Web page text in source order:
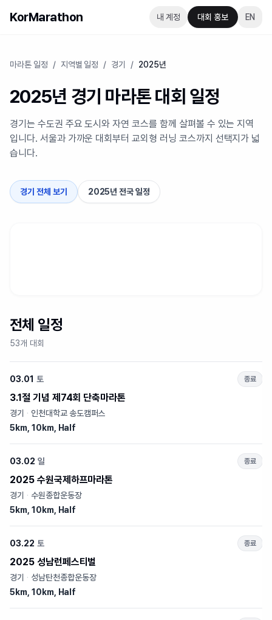
KorMarathon 내 계정 대회 홍보 EN
마라톤 일정 / 지역별 일정 / 경기 / 2025년
2025년 경기 마라톤 대회 일정
경기는 수도권 주요 도시와 자연 코스를 함께 살펴볼 수 있는 지역
입니다. 서울과 가까운 대회부터 교외형 러닝 코스까지 선택지가 넓
습니다.
경기 전체 보기 2025년 전국 일정
전체 일정
53개 대회
03.01 토 종료
3.1절 기념 제74회 단축마라톤
경기 · 인천대학교 송도캠퍼스
5km, 10km, Half
03.02 일 종료
2025 수원국제하프마라톤
경기 · 수원종합운동장
5km, 10km, Half
03.22 토 종료
2025 성남런페스티벌
경기 · 성남탄천종합운동장
5km, 10km, Half